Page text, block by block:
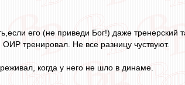
его (не приведи Бог!) даже тренерский
тренировал. Не все разницу чуствуют.
когда у него не шло в динаме.